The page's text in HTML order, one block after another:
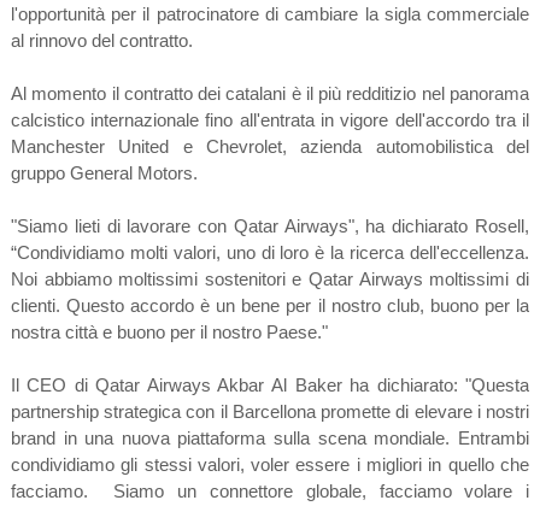
l'opportunità per il patrocinatore di cambiare la sigla commerciale
al rinnovo del contratto.
Al momento il contratto dei catalani è il più redditizio nel panorama
calcistico internazionale fino all'entrata in vigore dell'accordo tra il
Manchester United e Chevrolet, azienda automobilistica del
gruppo General Motors.
"Siamo lieti di lavorare con Qatar Airways", ha dichiarato Rosell,
“Condividiamo molti valori, uno di loro è la ricerca dell'eccellenza.
Noi abbiamo moltissimi sostenitori e Qatar Airways moltissimi di
clienti. Questo accordo è un bene per il nostro club, buono per la
nostra città e buono per il nostro Paese."
Il CEO di Qatar Airways Akbar Al Baker ha dichiarato: "Questa
partnership strategica con il Barcellona promette di elevare i nostri
brand in una nuova piattaforma sulla scena mondiale. Entrambi
condividiamo gli stessi valori, voler essere i migliori in quello che
facciamo. Siamo un connettore globale, facciamo volare i